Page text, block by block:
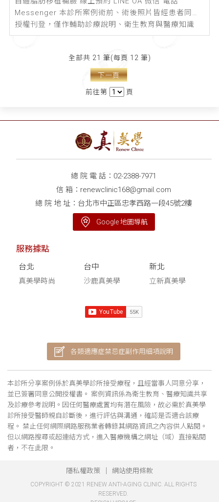
Messenger 本診所案例術前、術後照片皆經患者同意
授權刊登，僅作輔助診療說明、衛生教育與醫療知識
之...
全部共 21 筆(每頁 12 筆)
下一頁
前往第 頁
總 院 電 話： 02-2388-7971
信 箱： renewclinic168@gmail.com
總 院 地 址：台北市中正區忠孝西路一段45號2樓
Google 地圖導航
服務據點
台北
真美學時尚
台中
沙鹿真美學
新北
立新真美學
各類適應症禁忌症副作用細項說明
本診所分享案例係於真美學診所接受療程，且經當事人同意分享，
並已簽署同意公開授權書。 案例資訊係為衛生教育、醫療知識共享
及診療參考說明。因任何醫療處置均有潛在風險，故必需於真美學
診所接受醫師親自診斷後，進行評估與溝通，確認是否適合該療
程。 禁止任何網際網路服務業者轉錄其網路資訊之內容供人點閱。
但以網路搜尋或超連結方式，進入醫療機構之網址（域）直接點閱
者，不在此限。
隱私權政策 網站使用條款
COPYRIGHT © 2021 RENEW ANTI-AGING CLINIC. ALL RIGHTS
RESERVED.